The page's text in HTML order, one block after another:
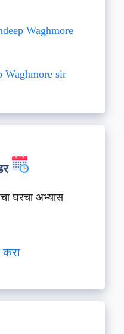
Waghmore
Waghmore sir
घरचा अभ्यास